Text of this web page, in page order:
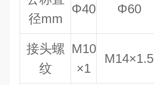
径mm
Φ40 Φ60
接头螺
纹
M10
×1
M14×1.5